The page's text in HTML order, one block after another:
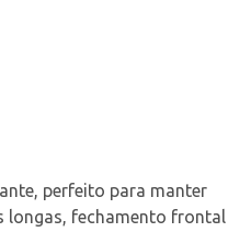
perfeito para manter
longas, fechamento frontal